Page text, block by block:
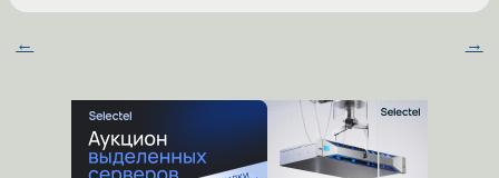
← →